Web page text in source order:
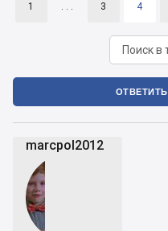
1 . . . 3 4
ОТВЕТИТЬ
marcpol2012